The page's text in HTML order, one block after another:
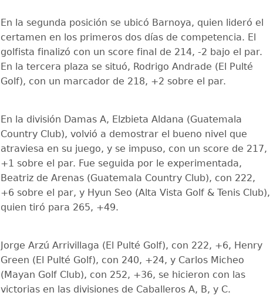
En la segunda posición se ubicó Barnoya, quien lideró el
certamen en los primeros dos días de competencia. El
golfista finalizó con un score final de 214, -2 bajo el par.
En la tercera plaza se situó, Rodrigo Andrade (El Pulté
Golf), con un marcador de 218, +2 sobre el par.
En la división Damas A, Elzbieta Aldana (Guatemala
Country Club), volvió a demostrar el bueno nivel que
atraviesa en su juego, y se impuso, con un score de 217,
+1 sobre el par. Fue seguida por le experimentada,
Beatriz de Arenas (Guatemala Country Club), con 222,
+6 sobre el par, y Hyun Seo (Alta Vista Golf & Tenis Club),
quien tiró para 265, +49.
Jorge Arzú Arrivillaga (El Pulté Golf), con 222, +6, Henry
Green (El Pulté Golf), con 240, +24, y Carlos Micheo
(Mayan Golf Club), con 252, +36, se hicieron con las
victorias en las divisiones de Caballeros A, B, y C.